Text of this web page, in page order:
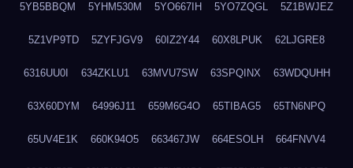
5YB5BBQM 5YHM530M 5YO667IH 5YO7ZQGL 5Z1BWJEZ
5Z1VP9TD 5ZYFJGV9 60IZ2Y44 60X8LPUK 62LJGRE8
6316UU0I 634ZKLU1 63MVU7SW 63SPQINX 63WDQUHH
63X60DYM 64996J11 659M6G4O 65TIBAG5 65TN6NPQ
65UV4E1K 660K94O5 663467JW 664ESOLH 664FNVV4